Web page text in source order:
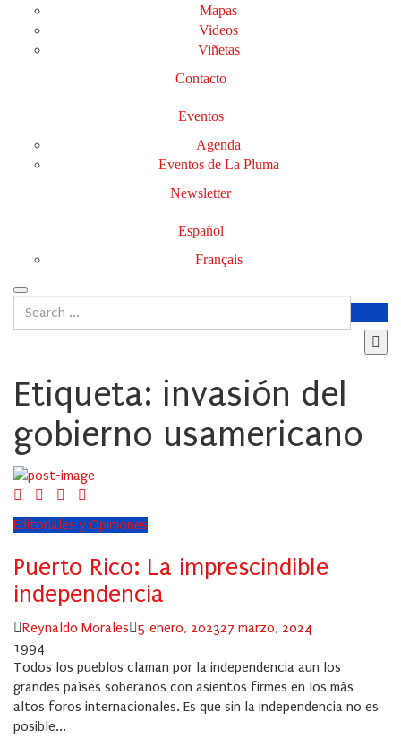
Mapas
Videos
Viñetas
Contacto
Eventos
Agenda
Eventos de La Pluma
Newsletter
Español
Français
Etiqueta: invasión del
gobierno usamericano
Editoriales y Opiniones
Puerto Rico: La imprescindible
independencia
Author
Reynaldo Morales
Posted
5 enero, 202327 marzo, 2024
1994
Todos los pueblos claman por la independencia aun los
grandes países soberanos con asientos firmes en los más
altos foros internacionales. Es que sin la independencia no es
posible...